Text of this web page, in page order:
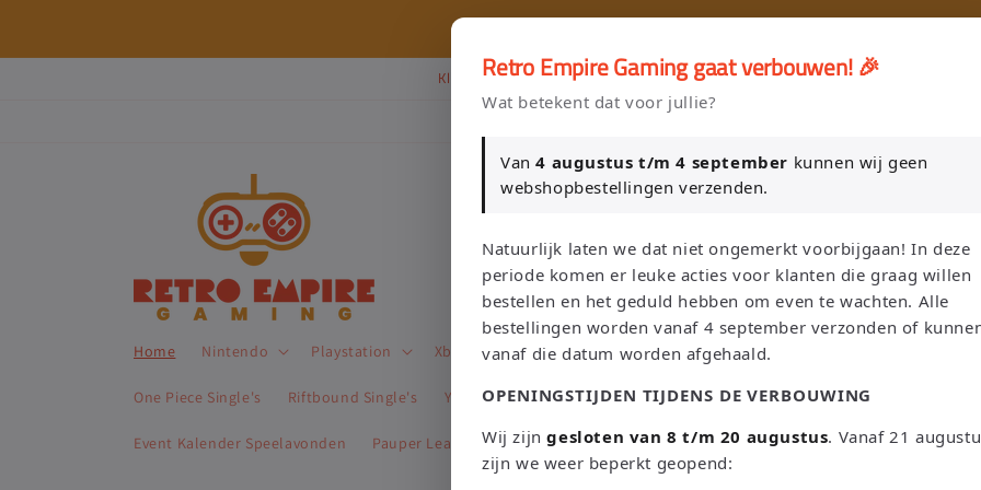
Klik Hier en Verkoop je Game of TCG collectie aan Retro Empire →
Home Nintendo Playstation Xbox Sega Atari Trading Card Games
One Piece Single's Riftbound Single's Yu-Gi-Oh! Single's Funko Pop! Bordspellen Sale!
Event Kalender Speelavonden Pauper League Leaderboard
L
a
n
d
r
e
g
Nederland | EUR €
T
a
a
l
Nederlands Zoeken
Retro Empire Gaming gaat verbouwen! 🎉
Wat betekent dat voor jullie?
Van4 augustus t/m 4 september kunnen wij geen
webshopbestellingen verzenden.
Natuurlijk laten we dat niet ongemerkt voorbijgaan! In deze
periode komen er leuke acties voor klanten die graag willen
bestellen en het geduld hebben om even te wachten. Alle
bestellingen worden vanaf 4 september verzonden of
vanaf die datum worden afgehaald.
OPENINGSTIJDEN TIJDENS DE VERBOUWING
Wij zijngesloten van 8 t/m 20 augustus. Vanaf 21
zijn we weer beperkt geopend: